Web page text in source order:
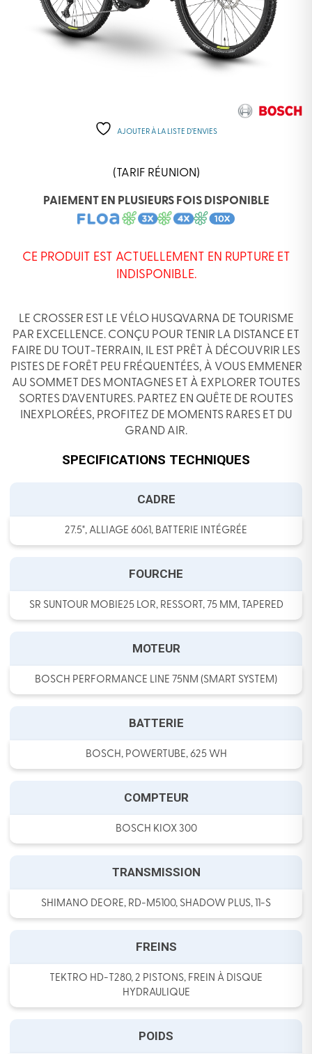
AJOUTER À LA LISTE D’ENVIES
(TARIF RÉUNION)
PAIEMENT EN PLUSIEURS FOIS DISPONIBLE
CE PRODUIT EST ACTUELLEMENT EN RUPTURE ET
INDISPONIBLE.
LE CROSSER EST LE VÉLO HUSQVARNA DE TOURISME
PAR EXCELLENCE. CONÇU POUR TENIR LA DISTANCE ET
FAIRE DU TOUT-TERRAIN, IL EST PRÊT À DÉCOUVRIR LES
PISTES DE FORÊT PEU FRÉQUENTÉES, À VOUS EMMENER
AU SOMMET DES MONTAGNES ET À EXPLORER TOUTES
SORTES D’AVENTURES. PARTEZ EN QUÊTE DE ROUTES
INEXPLORÉES, PROFITEZ DE MOMENTS RARES ET DU
GRAND AIR.
SPECIFICATIONS TECHNIQUES
CADRE
27.5", ALLIAGE 6061, BATTERIE INTÉGRÉE
FOURCHE
SR SUNTOUR MOBIE25 LOR, RESSORT, 75 MM, TAPERED
MOTEUR
BOSCH PERFORMANCE LINE 75NM (SMART SYSTEM)
BATTERIE
BOSCH, POWERTUBE, 625 WH
COMPTEUR
BOSCH KIOX 300
TRANSMISSION
SHIMANO DEORE, RD-M5100, SHADOW PLUS, 11-S
FREINS
TEKTRO HD-T280, 2 PISTONS, FREIN À DISQUE
HYDRAULIQUE
POIDS